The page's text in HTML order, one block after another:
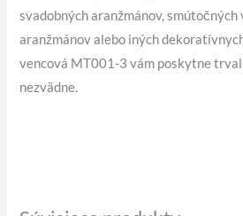
svadobných aranžmánov,
aranžmánov alebo iných
vencová MT001-3 vám poskytne
nezvädne.